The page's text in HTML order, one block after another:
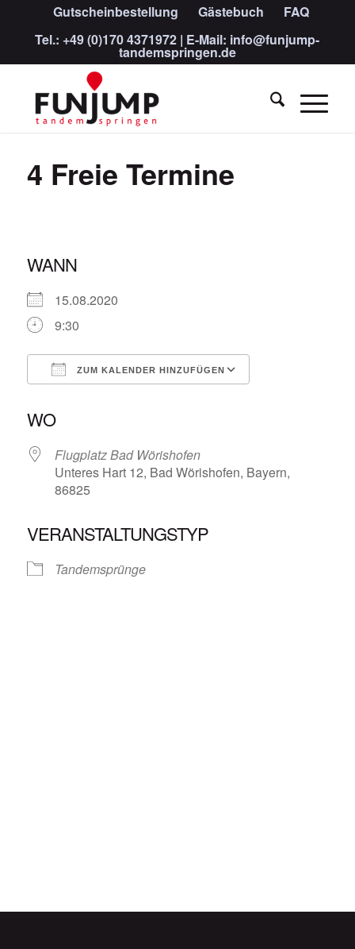
Gutscheinbestellung Gästebuch
FAQ
Tel.: +49 (0)170 4371972 | E-Mail: info@funjump-
tandemspringen.de
4 Freie Termine
WANN
15.08.2020
9:30
ZUM KALENDER HINZUFÜGEN
WO
Flugplatz Bad Wörishofen
Unteres Hart 12, Bad Wörishofen, Bayern,
86825
VERANSTALTUNGSTYP
Tandemsprünge